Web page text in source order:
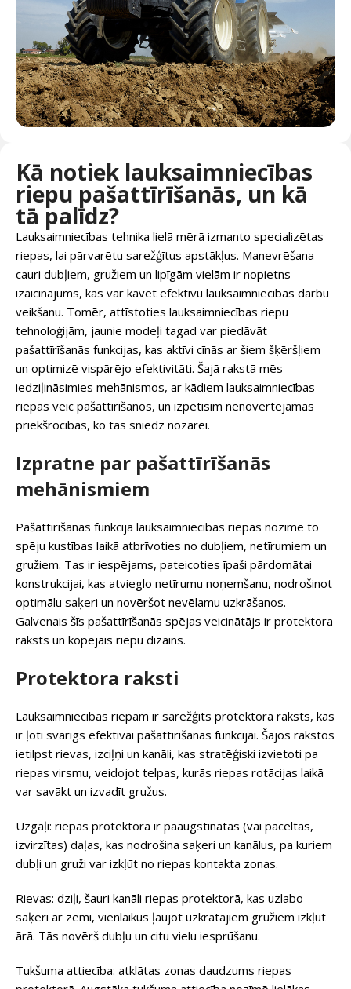
Kā notiek lauksaimniecības
riepu pašattīrīšanās, un kā
tā palīdz?
Lauksaimniecības tehnika lielā mērā izmanto specializētas
riepas, lai pārvarētu sarežģītus apstākļus. Manevrēšana
cauri dubļiem, gružiem un lipīgām vielām ir nopietns
izaicinājums, kas var kavēt efektīvu lauksaimniecības darbu
veikšanu. Tomēr, attīstoties lauksaimniecības riepu
tehnoloģijām, jaunie modeļi tagad var piedāvāt
pašattīrīšanās funkcijas, kas aktīvi cīnās ar šiem šķēršļiem
un optimizē vispārējo efektivitāti. Šajā rakstā mēs
iedziļināsimies mehānismos, ar kādiem lauksaimniecības
riepas veic pašattīrīšanos, un izpētīsim nenovērtējamās
priekšrocības, ko tās sniedz nozarei.
Izpratne par pašattīrīšanās
mehānismiem
Pašattīrīšanās funkcija lauksaimniecības riepās nozīmē to
spēju kustības laikā atbrīvoties no dubļiem, netīrumiem un
gružiem. Tas ir iespējams, pateicoties īpaši pārdomātai
konstrukcijai, kas atvieglo netīrumu noņemšanu, nodrošinot
optimālu saķeri un novēršot nevēlamu uzkrāšanos.
Galvenais šīs pašattīrīšanās spējas veicinātājs ir protektora
raksts un kopējais riepu dizains.
Protektora raksti
Lauksaimniecības riepām ir sarežģīts protektora raksts, kas
ir ļoti svarīgs efektīvai pašattīrīšanās funkcijai. Šajos rakstos
ietilpst rievas, izciļņi un kanāli, kas stratēģiski izvietoti pa
riepas virsmu, veidojot telpas, kurās riepas rotācijas laikā
var savākt un izvadīt gružus.
Uzgaļi: riepas protektorā ir paaugstinātas (vai paceltas,
izvirzītas) daļas, kas nodrošina saķeri un kanālus, pa kuriem
dubļi un gruži var izkļūt no riepas kontakta zonas.
Rievas: dziļi, šauri kanāli riepas protektorā, kas uzlabo
saķeri ar zemi, vienlaikus ļaujot uzkrātajiem gružiem izkļūt
ārā. Tās novērš dubļu un citu vielu iesprūšanu.
Tukšuma attiecība: atklātas zonas daudzums riepas